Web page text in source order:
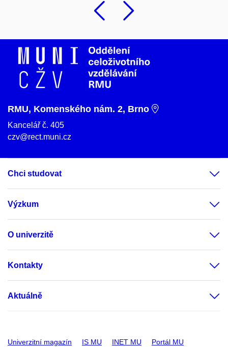
Předchozí
RMU, Komenského nám. 2, Brno
Kancelář č. 405
czv@rect.muni.cz
Chci studovat
Výzkum
O univerzitě
Kontakty
Aktuálně
Univerzitní magazín IS MU INET MU Portál MU